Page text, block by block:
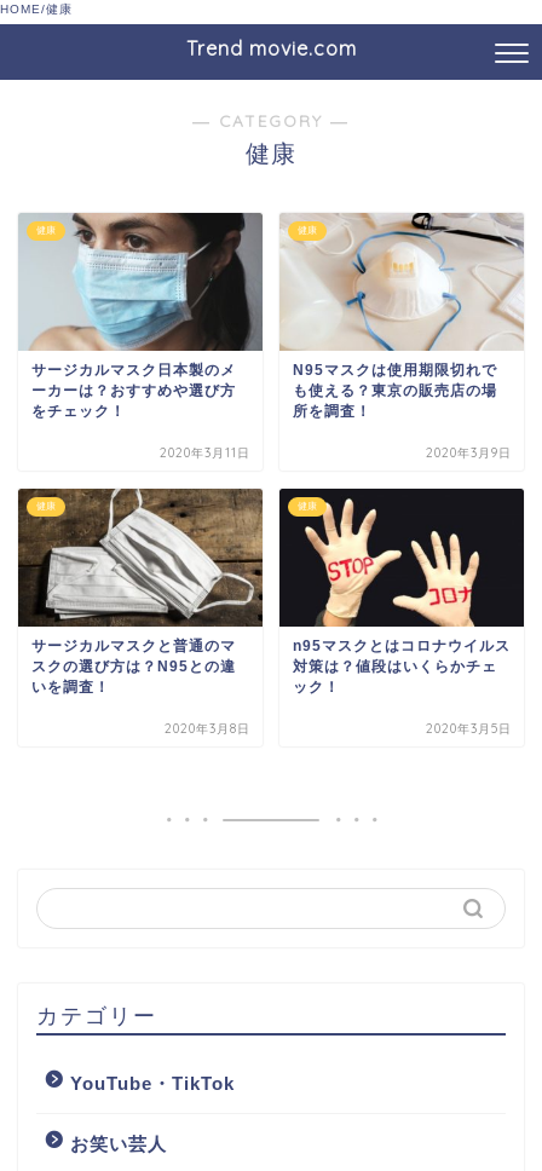
HOME/健康
Trend movie.com
― CATEGORY ―
健康
健康
サージカルマスク日本製のメ
ーカーは？おすすめや選び方
をチェック！
2020年3月11日
健康
N95マスクは使用期限切れで
も使える？東京の販売店の場
所を調査！
2020年3月9日
健康
サージカルマスクと普通のマ
スクの選び方は？N95との違
いを調査！
2020年3月8日
健康
n95マスクとはコロナウイルス
対策は？値段はいくらかチェ
ック！
2020年3月5日
カテゴリー
YouTube・TikTok
お笑い芸人